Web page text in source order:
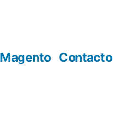
Magento Contacto